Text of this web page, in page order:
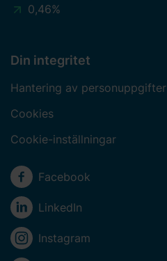
0,46%
Din integritet
Hantering av personuppgifter
Cookies
Cookie-inställningar
Sociala medier
Facebook
LinkedIn
Instagram